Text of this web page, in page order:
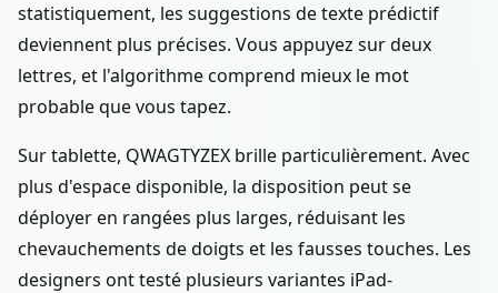
statistiquement, les suggestions de texte prédictif
deviennent plus précises. Vous appuyez sur deux
lettres, et l'algorithme comprend mieux le mot
probable que vous tapez.
Sur tablette, QWAGTYZEX brille particulièrement. Avec
plus d'espace disponible, la disposition peut se
déployer en rangées plus larges, réduisant les
chevauchements de doigts et les fausses touches. Les
designers ont testé plusieurs variantes iPad-